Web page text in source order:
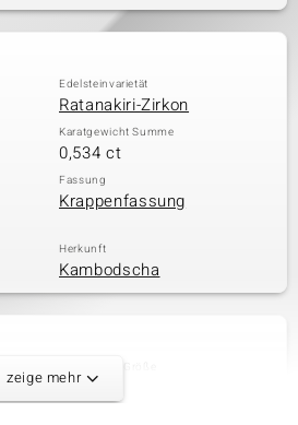
Edelsteinvarietät
Ratanakiri-Zirkon
Karatgewicht Summe
0,534 ct
Fassung
Krappenfassung
Herkunft
Kambodscha
5 à 1,6 mm
zeige mehr